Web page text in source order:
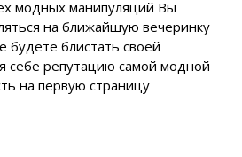
модных манипуляций Вы
на ближайшую вечеринку
будете блистать своей
себе репутацию самой модной
на первую страницу